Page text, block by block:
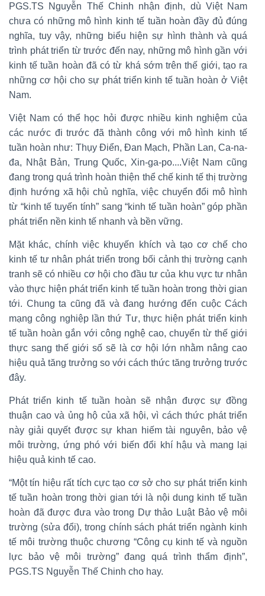
PGS.TS Nguyễn Thế Chinh nhận định, dù Việt Nam
chưa có những mô hình kinh tế tuần hoàn đầy đủ đúng
nghĩa, tuy vậy, những biểu hiện sự hình thành và quá
trình phát triển từ trước đến nay, những mô hình gần với
kinh tế tuần hoàn đã có từ khá sớm trên thế giới, tạo ra
những cơ hội cho sự phát triển kinh tế tuần hoàn ở Việt
Nam.
Việt Nam có thể học hỏi được nhiều kinh nghiệm của
các nước đi trước đã thành công với mô hình kinh tế
tuần hoàn như: Thụy Điển, Đan Mạch, Phần Lan, Ca-na-
đa, Nhật Bản, Trung Quốc, Xin-ga-po....Việt Nam cũng
đang trong quá trình hoàn thiện thể chế kinh tế thị trường
định hướng xã hội chủ nghĩa, việc chuyển đổi mô hình
từ “kinh tế tuyến tính” sang “kinh tế tuần hoàn” góp phần
phát triển nền kinh tế nhanh và bền vững.
Mặt khác, chính việc khuyến khích và tạo cơ chế cho
kinh tế tư nhân phát triển trong bối cảnh thị trường cạnh
tranh sẽ có nhiều cơ hội cho đầu tư của khu vực tư nhân
vào thực hiện phát triển kinh tế tuần hoàn trong thời gian
tới. Chung ta cũng đã và đang hướng đến cuộc Cách
mạng công nghiệp lần thứ Tư, thực hiện phát triển kinh
tế tuần hoàn gắn với công nghệ cao, chuyển từ thế giới
thực sang thế giới số sẽ là cơ hội lớn nhằm nâng cao
hiệu quả tăng trưởng so với cách thức tăng trưởng trước
đây.
Phát triển kinh tế tuần hoàn sẽ nhận được sự đồng
thuận cao và ủng hộ của xã hội, vì cách thức phát triển
này giải quyết được sự khan hiếm tài nguyên, bảo vệ
môi trường, ứng phó với biến đổi khí hậu và mang lại
hiệu quả kinh tế cao.
“Một tín hiệu rất tích cực tạo cơ sở cho sự phát triển kinh
tế tuần hoàn trong thời gian tới là nội dung kinh tế tuần
hoàn đã được đưa vào trong Dự thảo Luật Bảo vệ môi
trường (sửa đổi), trong chính sách phát triển ngành kinh
tế môi trường thuộc chương “Công cụ kinh tế và nguồn
lực bảo vệ môi trường” đang quá trình thẩm định”,
PGS.TS Nguyễn Thế Chinh cho hay.